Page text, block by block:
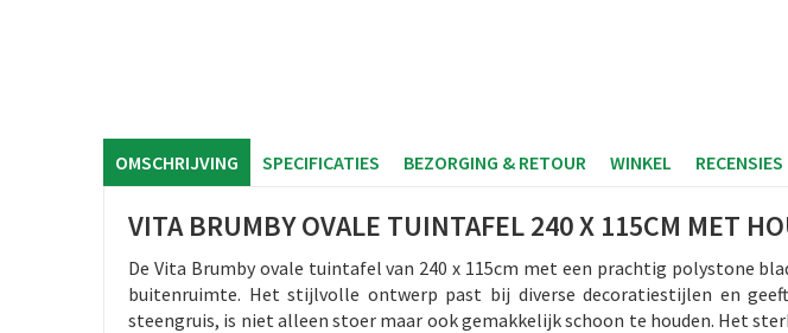
OMSCHRIJVING SPECIFICATIES BEZORGING & RETOUR WINKEL RECENSIES
VITA BRUMBY OVALE TUINTAFEL 240 X 115CM MET
De Vita Brumby ovale tuintafel van 240 x 115cm met een prachtig polystone
buitenruimte. Het stijlvolle ontwerp past bij diverse decoratiestijlen en
steengruis, is niet alleen stoer maar ook gemakkelijk schoon te houden. Het